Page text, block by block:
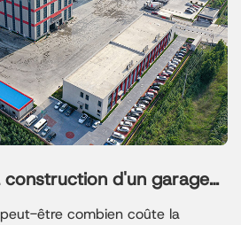
d'un garage
être combien coûte la